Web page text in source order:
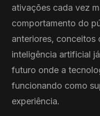
ativações cada vez
comportamento do
anteriores,
inteligência artificial
futuro onde a
funcionando como
experiência.